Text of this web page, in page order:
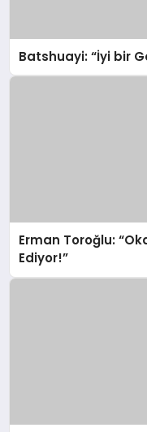
Batshuayi: “İyi bir
Erman Toroğlu:
Ediyor!”